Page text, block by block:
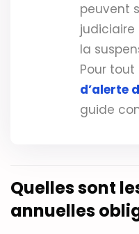
peuvent
judiciaire
la
Pour tout
d’alerte
guide
Quelles sont
annuelles